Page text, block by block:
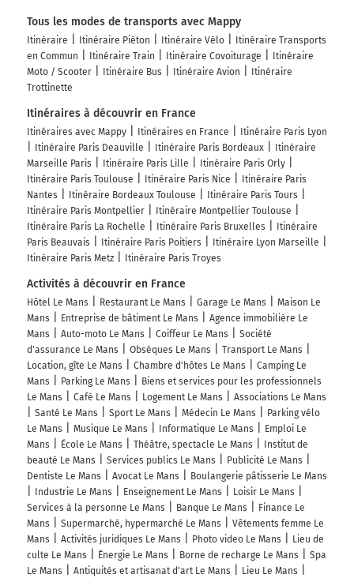
Tous les modes de transports avec Mappy
Itinéraire Itinéraire Piéton Itinéraire Vélo
Itinéraire Transports
en Commun
Itinéraire Train Itinéraire Covoiturage
Itinéraire
Moto / Scooter
Itinéraire Bus Itinéraire Avion
Itinéraire
Trottinette
Itinéraires à découvrir en France
Itinéraires avec Mappy Itinéraires en France
Itinéraire Paris Lyon
Itinéraire Paris Deauville
Itinéraire Paris Bordeaux
Itinéraire
Marseille Paris
Itinéraire Paris Lille
Itinéraire Paris Orly
Itinéraire Paris Toulouse
Itinéraire Paris Nice
Itinéraire Paris
Nantes
Itinéraire Bordeaux Toulouse
Itinéraire Paris Tours
Itinéraire Paris Montpellier
Itinéraire Montpellier Toulouse
Itinéraire Paris La Rochelle
Itinéraire Paris Bruxelles
Itinéraire
Paris Beauvais
Itinéraire Paris Poitiers
Itinéraire Lyon Marseille
Itinéraire Paris Metz
Itinéraire Paris Troyes
Activités à découvrir en France
Hôtel Le Mans Restaurant Le Mans Garage Le Mans
Maison Le
Mans
Entreprise de bâtiment Le Mans
Agence immobilière Le
Mans
Auto-moto Le Mans Coiffeur Le Mans
Société
d'assurance Le Mans
Obsèques Le Mans
Transport Le Mans
Location, gîte Le Mans
Chambre d'hôtes Le Mans
Camping Le
Mans
Parking Le Mans
Biens et services pour les professionnels
Le Mans
Café Le Mans Logement Le Mans
Associations Le Mans
Santé Le Mans
Sport Le Mans Médecin Le Mans
Parking vélo
Le Mans
Musique Le Mans Informatique Le Mans
Emploi Le
Mans
École Le Mans Théâtre, spectacle Le Mans
Institut de
beauté Le Mans
Services publics Le Mans
Publicité Le Mans
Dentiste Le Mans
Avocat Le Mans
Boulangerie pâtisserie Le Mans
Industrie Le Mans
Enseignement Le Mans
Loisir Le Mans
Services à la personne Le Mans
Banque Le Mans
Finance Le
Mans
Supermarché, hypermarché Le Mans
Vêtements femme Le
Mans
Activités juridiques Le Mans Photo video Le Mans
Lieu de
culte Le Mans
Énergie Le Mans Borne de recharge Le Mans
Spa
Le Mans
Antiquités et artisanat d'art Le Mans
Lieu Le Mans